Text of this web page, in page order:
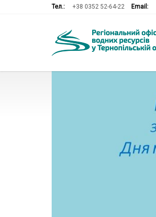
Тел.: +38 0352 52-64-22 Email: